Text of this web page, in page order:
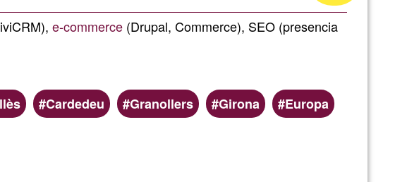
e-commerce (Drupal, Commerce), SEO (presencia
Cardedeu Granollers Girona
Europa
aceptación
de